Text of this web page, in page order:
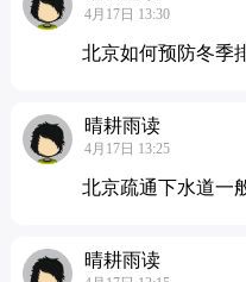
4月17日 13:30
北京如何预防冬季
晴耕雨读
4月17日 13:25
北京疏通下水道一
晴耕雨读